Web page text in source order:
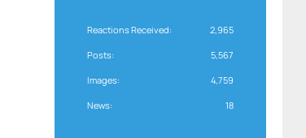
Reactions Received 2,965
Posts 5,567
Images 4,759
News 18